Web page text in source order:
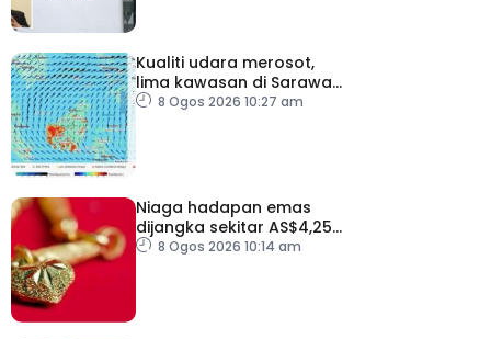
Kualiti udara merosot,
lima kawasan di Sarawak
catat IPU tidak sihat
8 Ogos 2026 10:27 am
Niaga hadapan emas
dijangka sekitar AS$4,250
hingga AS$4,350 minggu
8 Ogos 2026 10:14 am